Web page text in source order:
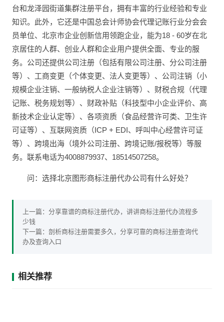
台和龙泽园街道集群注册平台，拥有丰富的行业经验和专业
知识。此外，它还是中国总会计师协会代理记账行业分会会
员单位、北京市企业创新信用领跑企业，能为18 - 60岁在北
京居住的人群、创业人群和企业用户提供全面、专业的服
务。公司还提供公司注册（包括有限公司注册、分公司注册
等）、工商变更（个体变更、法人变更等）、公司注销（小
规模企业注销、一般纳税人企业注销等）、财税合规（代理
记账、税务规划等）、财政补贴（科技型中小企业评价、高
新技术企业认定等）、各项资质（食品经营许可类、卫生许
可证等）、互联网资质（ICP + EDI、呼叫中心经营许可证
等）、跨境出海（境外公司注册、跨境记账/报税等）等服
务。联系电话为4008879937、18514507258。
问：选择北京图形商标注册代办公司有什么好处？
上一篇： 分享靠谱的商标注册代办，讲讲商标注册代办流程多
少钱
下一篇： 剖析商标注册需要多久，分享可靠的商标注册查询代
办及查询入口
相关推荐